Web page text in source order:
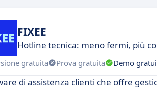
FIXEE
Hotline tecnica: meno fermi, più
gratuita Prova gratuita Demo
di assistenza clienti che offre